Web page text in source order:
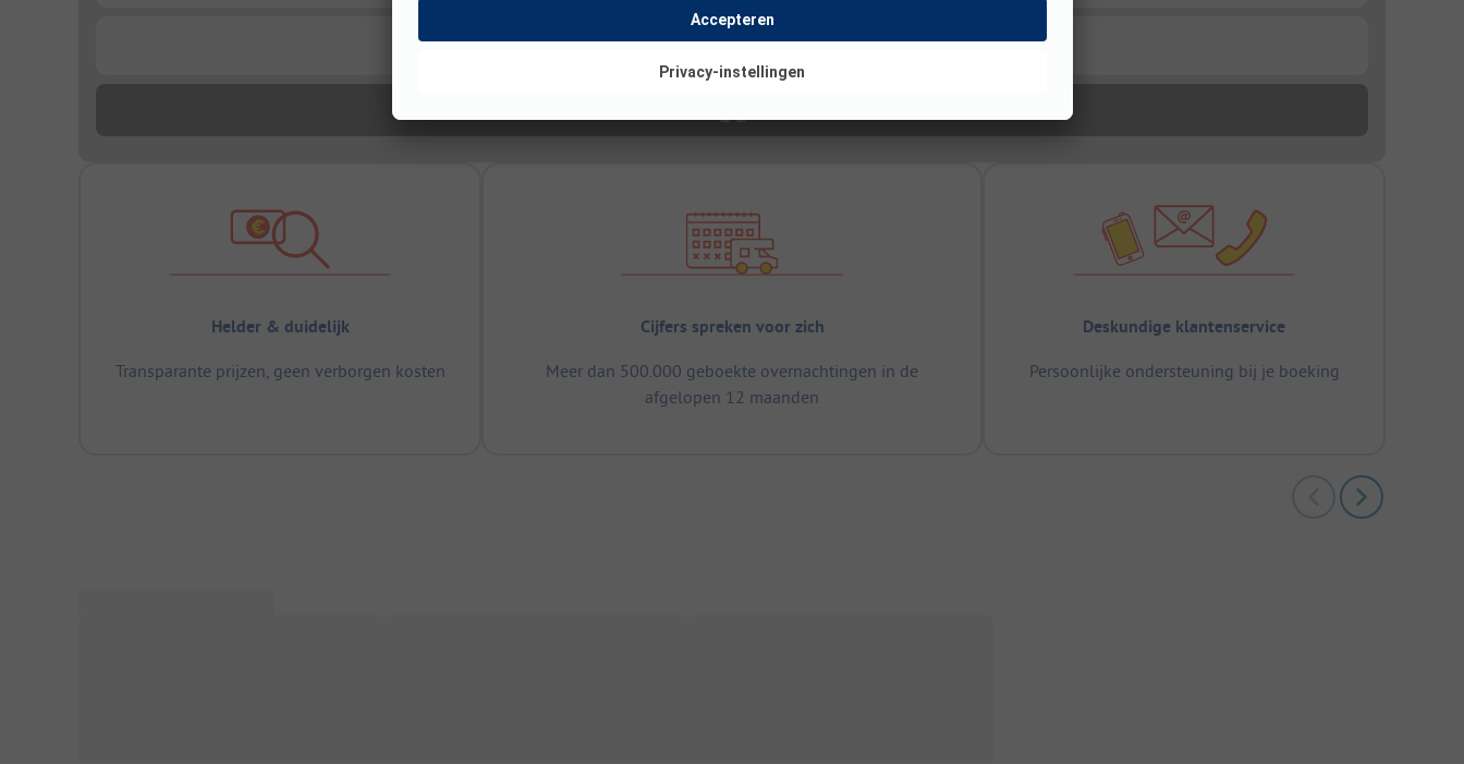
Helder & duidelijk
Transparante prijzen, geen verborgen kosten
Cijfers spreken voor zich
Meer dan 500.000 geboekte overnachtingen in de
afgelopen 12 maanden
Deskundige klantenservice
Persoonlijke ondersteuning bij je boeking